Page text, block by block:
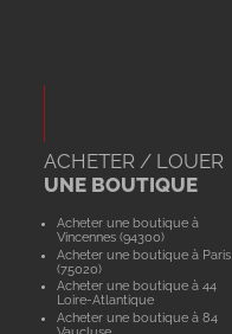
ACHETER / LOUER
UNE BOUTIQUE
Acheter une boutique à
Vincennes (94300)
Acheter une boutique à Paris
(75020)
Acheter une boutique à 44
Loire-Atlantique
Acheter une boutique à 84